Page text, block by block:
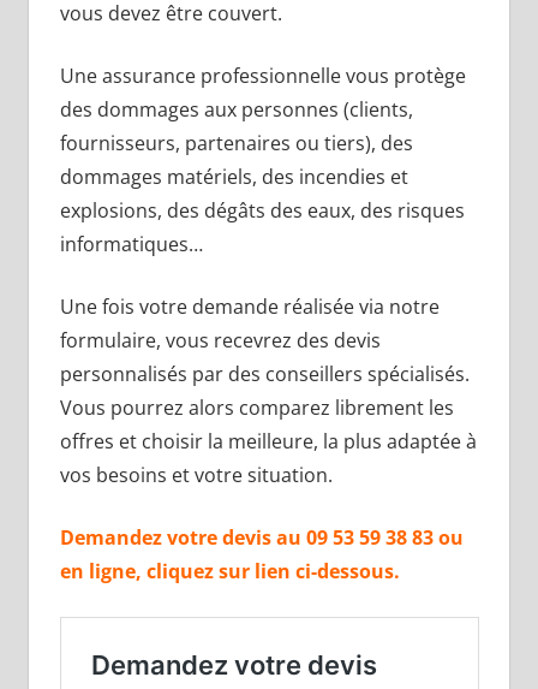
vous devez être couvert.
Une assurance professionnelle vous protège
des dommages aux personnes (clients,
fournisseurs, partenaires ou tiers), des
dommages matériels, des incendies et
explosions, des dégâts des eaux, des risques
informatiques…
Une fois votre demande réalisée via notre
formulaire, vous recevrez des devis
personnalisés par des conseillers spécialisés.
Vous pourrez alors comparez librement les
offres et choisir la meilleure, la plus adaptée à
vos besoins et votre situation.
Demandez votre devis au 09 53 59 38 83 ou
en ligne, cliquez sur lien ci-dessous.